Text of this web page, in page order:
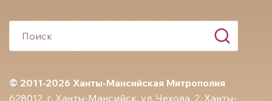
© 2011-2026 Ханты-Мансийская Митрополия
628012, г. Ханты-Мансийск, ул. Чехова, 2. Ханты-